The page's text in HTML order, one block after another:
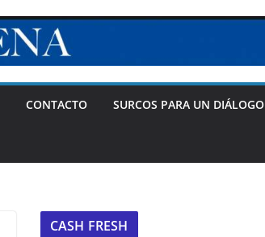
CONTACTO SURCOS PARA UN DIÁLOGO
CASH FRESH